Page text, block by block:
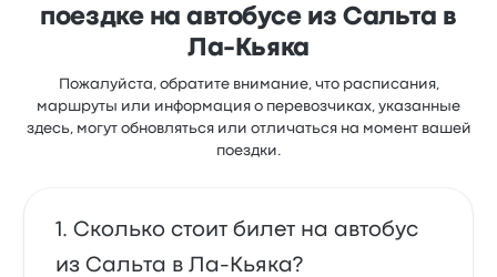
поездке на автобусе из Сальта в
Ла-Кьяка
Пожалуйста, обратите внимание, что расписания,
маршруты или информация о перевозчиках, указанные
здесь, могут обновляться или отличаться на момент вашей
поездки.
Сколько стоит билет на автобус
из Сальта в Ла-Кьяка?